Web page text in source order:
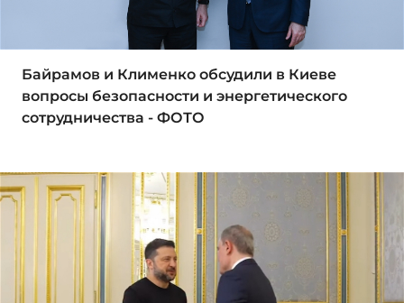
Байрамов и Клименко обсудили в Киеве
вопросы безопасности и энергетического
сотрудничества - ФОТО